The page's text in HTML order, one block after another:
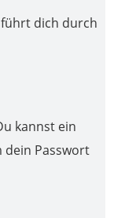
dich durch
kannst ein
dein Passwort